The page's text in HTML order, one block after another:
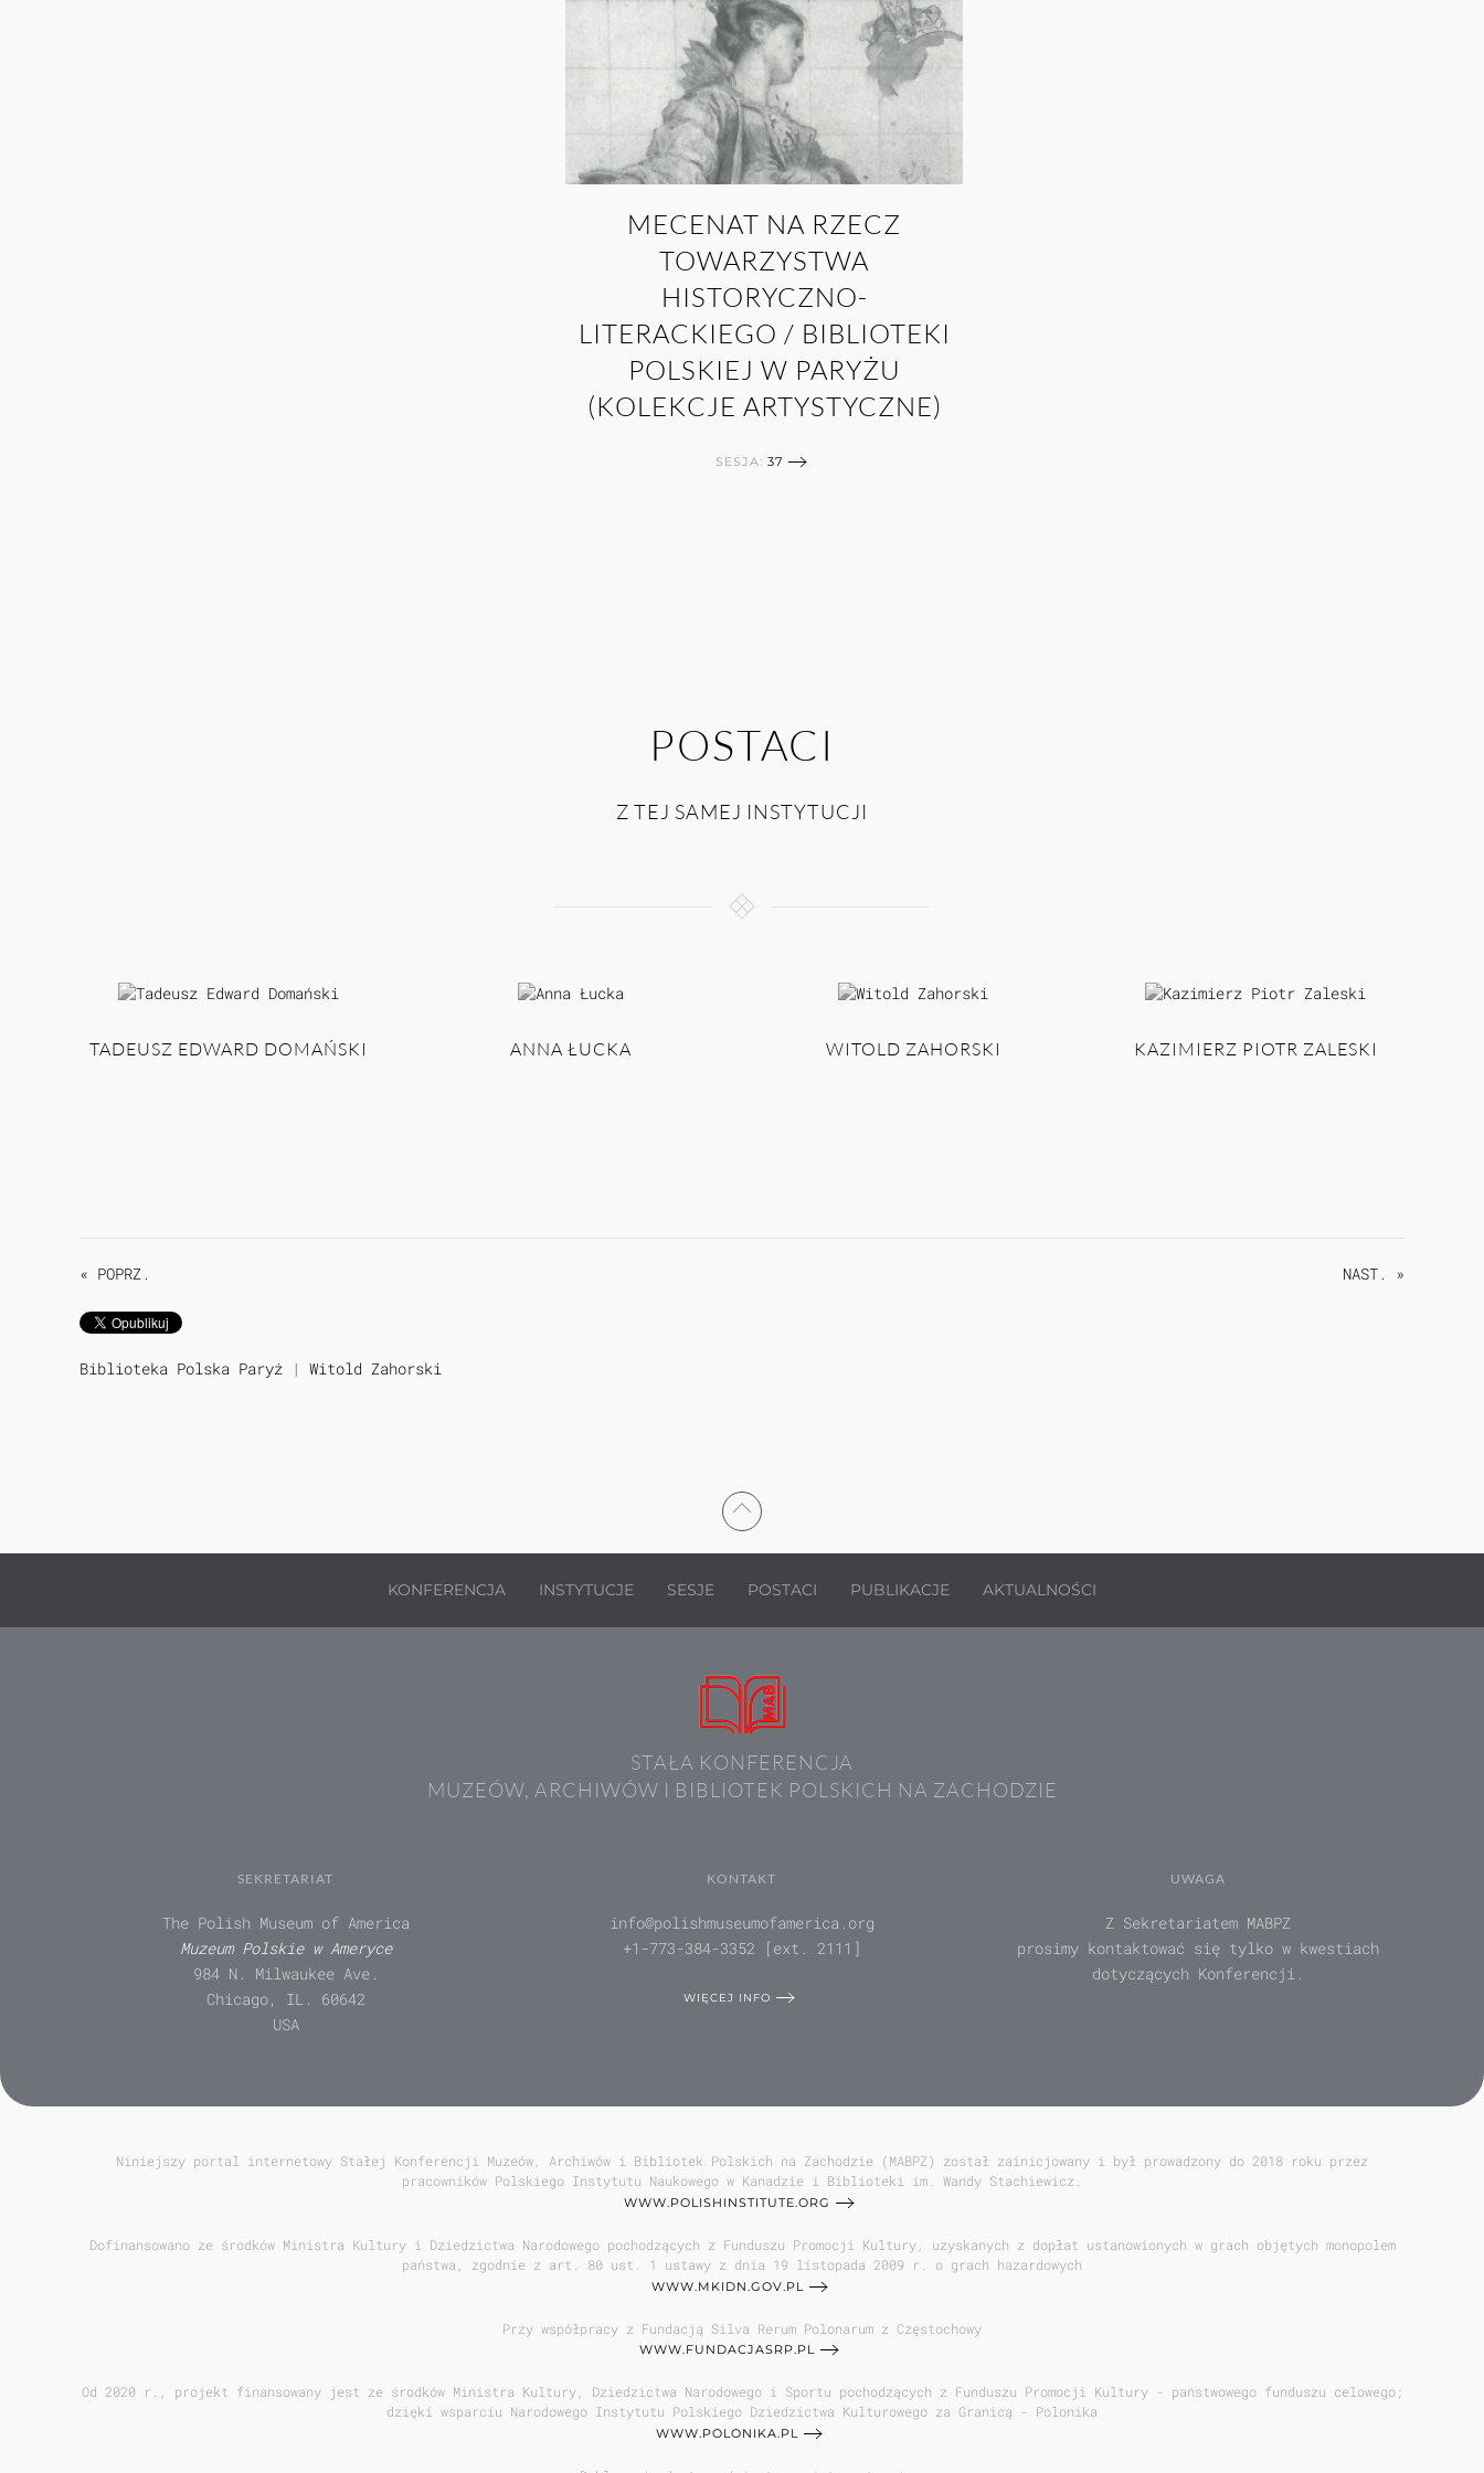
MECENAT NA RZECZ
TOWARZYSTWA
HISTORYCZNO-
LITERACKIEGO / BIBLIOTEKI
POLSKIEJ W PARYŻU
(KOLEKCJE ARTYSTYCZNE)
SESJA: 37
POSTACI
Z TEJ SAMEJ INSTYTUCJI
TADEUSZ EDWARD DOMAŃSKI ANNA ŁUCKA WITOLD ZAHORSKI KAZIMIERZ PIOTR ZALESKI
« POPRZ. NAST. »
Biblioteka Polska Paryż | Witold Zahorski
KONFERENCJA INSTYTUCJE SESJE POSTACI PUBLIKACJE AKTUALNOŚCI
STAŁA KONFERENCJA
MUZEÓW, ARCHIWÓW I BIBLIOTEK POLSKICH NA ZACHODZIE
SEKRETARIAT
The Polish Museum of America
Muzeum Polskie w Ameryce
984 N. Milwaukee Ave.
Chicago, IL. 60642
USA
KONTAKT
info@polishmuseumofamerica.org
+1-773-384-3352 [ext. 2111]
WIĘCEJ INFO
UWAGA
Z Sekretariatem MABPZ
prosimy kontaktować się tylko w kwestiach
dotyczących Konferencji.
Niniejszy portal internetowy Stałej Konferencji Muzeów, Archiwów i Bibliotek Polskich na Zachodzie (MABPZ) został zainicjowany i był prowadzony do 2018 roku przez
pracowników Polskiego Instytutu Naukowego w Kanadzie i Biblioteki im. Wandy Stachiewicz.
WWW.POLISHINSTITUTE.ORG
Dofinansowano ze środków Ministra Kultury i Dziedzictwa Narodowego pochodzących z Funduszu Promocji Kultury, uzyskanych z dopłat ustanowionych w grach objętych monopolem
państwa, zgodnie z art. 80 ust. 1 ustawy z dnia 19 listopada 2009 r. o grach hazardowych
WWW.MKIDN.GOV.PL
Przy współpracy z Fundacją Silva Rerum Polonarum z Częstochowy
WWW.FUNDACJASRP.PL
Od 2020 r., projekt finansowany jest ze środków Ministra Kultury, Dziedzictwa Narodowego i Sportu pochodzących z Funduszu Promocji Kultury - państwowego funduszu celowego;
dzięki wsparciu Narodowego Instytutu Polskiego Dziedzictwa Kulturowego za Granicą - Polonika
WWW.POLONIKA.PL